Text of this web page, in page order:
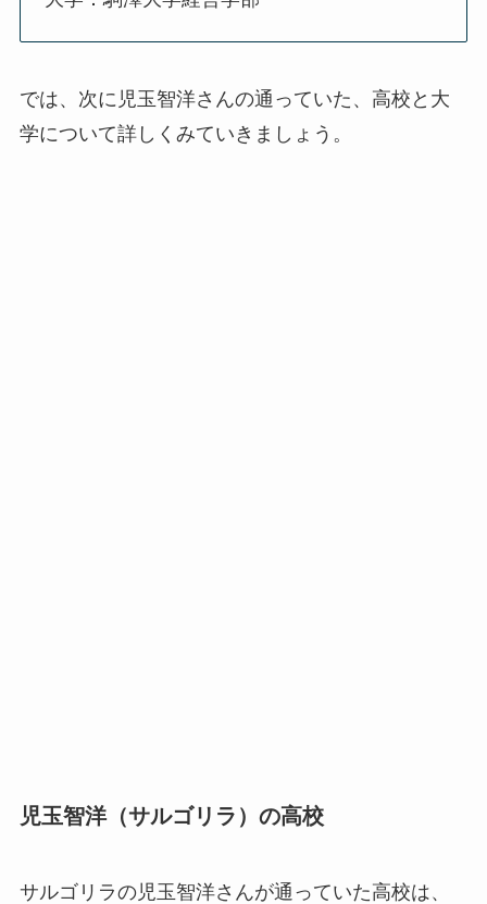
では、次に児玉智洋さんの通っていた、高校と大
学について詳しくみていきましょう。
児玉智洋（サルゴリラ）の高校
サルゴリラの児玉智洋さんが通っていた高校は、